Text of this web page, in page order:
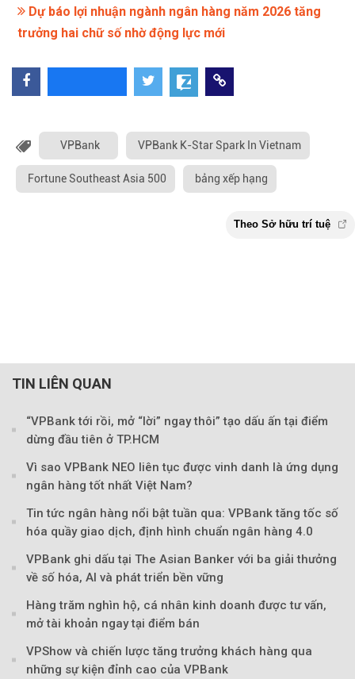
Dự báo lợi nhuận ngành ngân hàng năm 2026 tăng
trưởng hai chữ số nhờ động lực mới
VPBank VPBank K-Star Spark In Vietnam
Fortune Southeast Asia 500 bảng xếp hạng
TIN LIÊN QUAN
“VPBank tới rồi, mở “lời” ngay thôi” tạo dấu ấn tại điểm
dừng đầu tiên ở TP.HCM
Vì sao VPBank NEO liên tục được vinh danh là ứng dụng
ngân hàng tốt nhất Việt Nam?
Tin tức ngân hàng nổi bật tuần qua: VPBank tăng tốc số
hóa quầy giao dịch, định hình chuẩn ngân hàng 4.0
VPBank ghi dấu tại The Asian Banker với ba giải thưởng
về số hóa, AI và phát triển bền vững
Hàng trăm nghìn hộ, cá nhân kinh doanh được tư vấn,
mở tài khoản ngay tại điểm bán
VPShow và chiến lược tăng trưởng khách hàng qua
những sự kiện đỉnh cao của VPBank